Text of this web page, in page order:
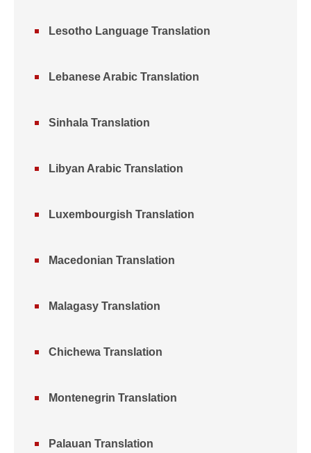
Lesotho Language Translation
Lebanese Arabic Translation
Sinhala Translation
Libyan Arabic Translation
Luxembourgish Translation
Macedonian Translation
Malagasy Translation
Chichewa Translation
Montenegrin Translation
Palauan Translation